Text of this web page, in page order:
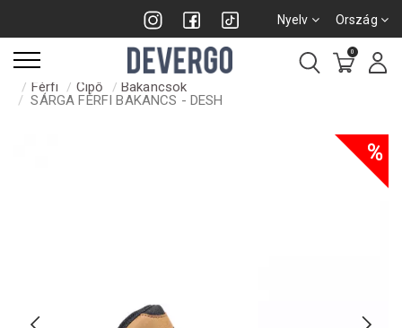
Nyelv Ország
0
Férfi Cipő
Bakancsok
SÁRGA FÉRFI BAKANCS - DESH
%